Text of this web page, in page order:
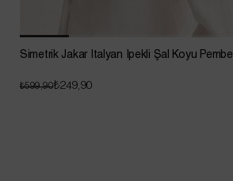
Simetrik Jakar İtalyan İpekli Şal Koyu Pembe
₺249,90
₺599,90